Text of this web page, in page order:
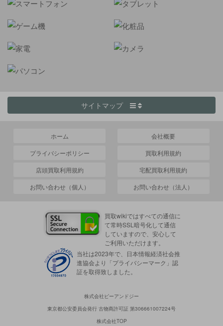
サイトマップ
ホーム
会社概要
プライバシーポリシー
買取利用規約
店頭買取利用規約
宅配買取利用規約
お問い合わせ（個人）
お問い合わせ（法人）
買取wikiではすべての通信に
て常時SSL暗号化して通信
していますので、安心して
ご利用いただけます。
当社は2023年で、日本情報経済社会推
進協会より「プライバシーマーク」認
証を取得致しました。
株式会社ピーアンドジー
東京都公安委員会発行 古物商許可証 第306661007224号
株式会社TOP